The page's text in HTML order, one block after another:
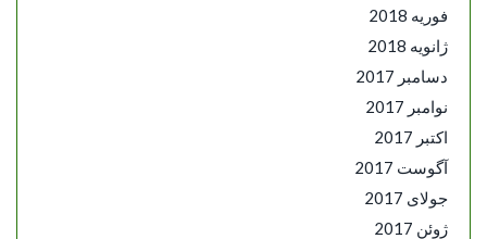
فوریه 2018
ژانویه 2018
دسامبر 2017
نوامبر 2017
اکتبر 2017
آگوست 2017
جولای 2017
ژوئن 2017